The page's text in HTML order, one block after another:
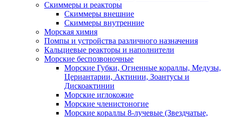
Скиммеры и реакторы
Скиммеры внешние
Скиммеры внутренние
Морская химия
Помпы и устройства различного назначения
Кальциевые реакторы и наполнители
Морские беспозвоночные
Морские Губки, Огненные кораллы, Медузы,
Цериантарии, Актинии, Зоантусы и
Дискоактинии
Морские иглокожие
Морские членистоногие
Морские кораллы 8-лучевые (Звездчатые,